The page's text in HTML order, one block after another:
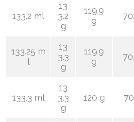
133.2 ml
13
3.2
g
119.9
g
133.25 m
l
13
3.3
g
119.9
g
133.3 ml
13
3.3
g
120 g